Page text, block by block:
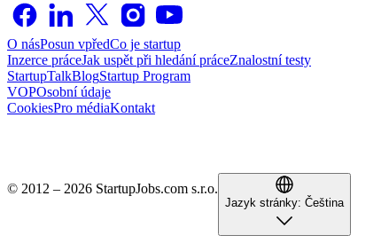
O násPosun vpředCo je startup
Inzerce práceJak uspět při hledání práceZnalostní testy
StartupTalkBlogStartup Program
VOPOsobní údaje
CookiesPro médiaKontakt
© 2012 – 2026 StartupJobs.com s.r.o.
Jazyk stránky: Čeština